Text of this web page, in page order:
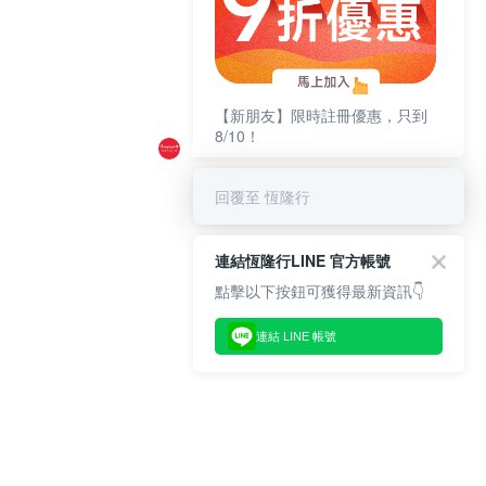
【新朋友】限時註冊優惠，只到
8/10！
回覆至 恆隆行
連結恆隆行LINE 官方帳號
點擊以下按鈕可獲得最新資訊👇
連結 LINE 帳號